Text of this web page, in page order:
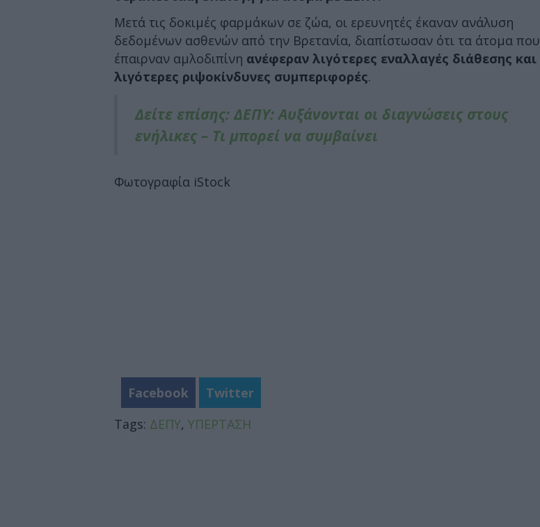
Μετά τις δοκιμές φαρμάκων σε ζώα, οι ερευνητές έκαναν ανάλυση
δεδομένων ασθενών από την Βρετανία, διαπίστωσαν ότι τα άτομα που
έπαιρναν αμλοδιπίνη ανέφεραν λιγότερες εναλλαγές διάθεσης και
λιγότερες ριψοκίνδυνες συμπεριφορές.
Δείτε επίσης: ΔΕΠΥ: Αυξάνονται οι διαγνώσεις στους
ενήλικες – Τι μπορεί να συμβαίνει
Φωτογραφία iStock
Facebook
Twitter
Tags: ΔΕΠΥ, ΥΠΕΡΤΑΣΗ